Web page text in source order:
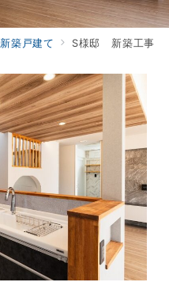
新築戸建て S様邸 新築工事